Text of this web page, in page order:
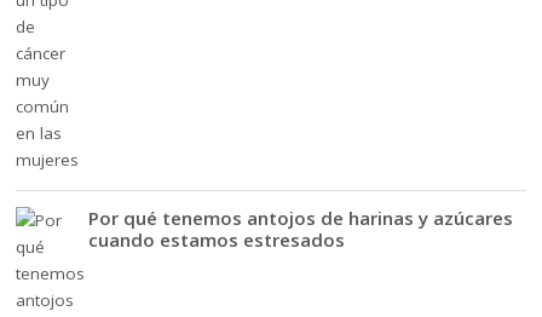
Por qué tenemos antojos de harinas y azúcares
cuando estamos estresados